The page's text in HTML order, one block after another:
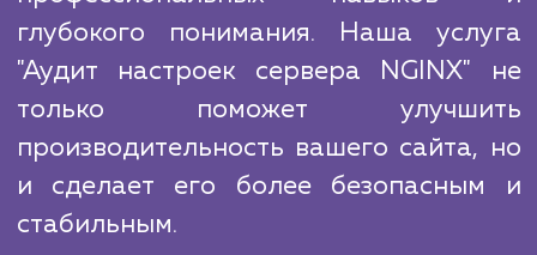
позволяют нам выделиться на
конкурентов. Наша команда
только внимательно анализирует
конфигурацию вашего сервера, но и
понять ваш бизнес и его специфику.
позволяет нам предложить
решения, которые будут